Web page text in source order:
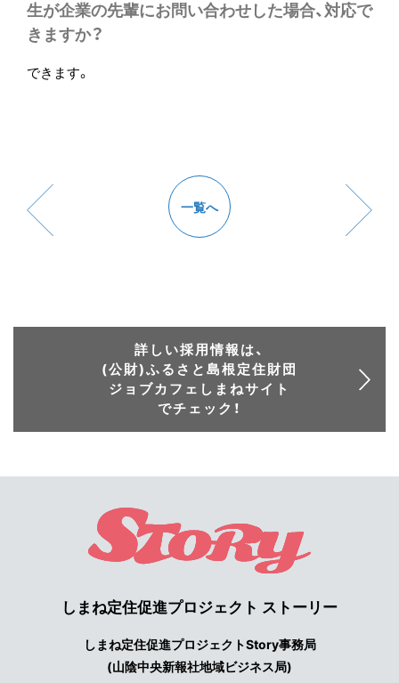
生が企業の先輩にお問い合わせした場合、対応で
きますか？
できます。
一覧へ
詳しい採用情報は、
(公財)ふるさと島根定住財団
ジョブカフェしまねサイト
でチェック！
しまね定住促進プロジェクト ストーリー
しまね定住促進プロジェクトStory事務局
(山陰中央新報社地域ビジネス局)